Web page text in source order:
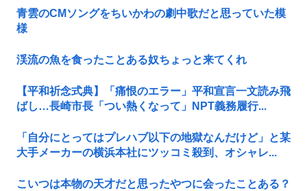
青雲のCMソングをちいかわの劇中歌だと思っていた模
様
渓流の魚を食ったことある奴ちょっと来てくれ
【平和祈念式典】「痛恨のエラー」平和宣言一文読み飛
ばし…長崎市長「つい熱くなって」NPT義務履行...
「自分にとってはプレハブ以下の地獄なんだけど」と某
大手メーカーの横浜本社にツッコミ殺到、オシャレ...
こいつは本物の天才だと思ったやつに会ったことある？